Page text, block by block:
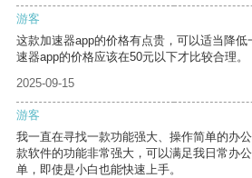
游客
这款加速器app的价格有点贵，可以适当降
速器app的价格应该在50元以下才比较合理。
2025-09-15
游客
我一直在寻找一款功能强大、操作简单的办
款软件的功能非常强大，可以满足我日常办
单，即使是小白也能快速上手。